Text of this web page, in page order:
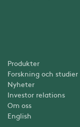
Produkter
Forskning och studier
Nyheter
Investor relations
Om oss
English